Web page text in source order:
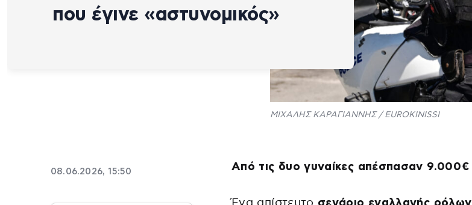
που έγινε «αστυνομικός»
ΜΙΧΑΛΗΣ ΚΑΡΑΓΙΑΝΝΗΣ / EUROKINISSI
08.06.2026, 15:50 Από τις δυο γυναίκες απέσπασαν 9.000€